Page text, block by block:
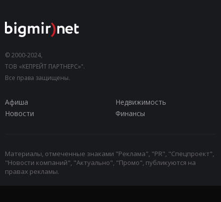
© 2000-2024,
ТОВ «КЕПРЕЙТ ПАРТНЕРС»".
Все права защищены.
Афиша
Недвижимость
Новости
Финансы
Материалы, отмеченные знаками "Реклама", "PR", "Спецпроект",
"Новости компаний", "Актуально", "Промо", публикуются на
правах рекламы.